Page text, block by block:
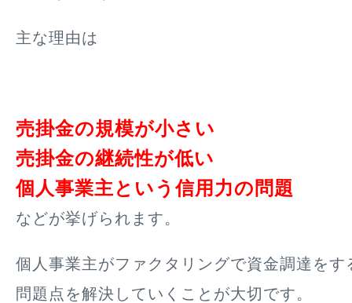
主な理由は
売掛金の規模が小さい
売掛金の継続性が低い
個人事業主という信用力の問題
などが挙げられます。
個人事業主がファクタリングで資金調達をす
問題点を解決していくことが大切です。